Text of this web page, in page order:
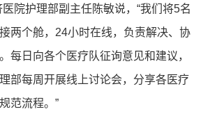
院护理部副主任陈敏说，“我们将5名
两个舱，24小时在线，负责解决、协
每日向各个医疗队征询意见和建议，
部每周开展线上讨论会，分享各医疗
范流程。”